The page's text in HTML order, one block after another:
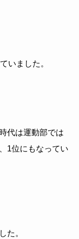
いました。
代は運動部では
1位にもなってい
た。